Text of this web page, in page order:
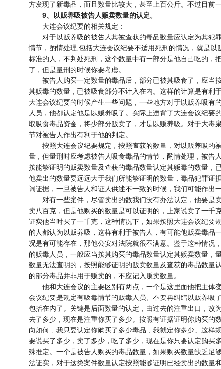
方发现了新毒品，而且数量比较大，甚至上百公斤。不过目前
9、以贩养吸被告人贩卖数量的认定。
大连会议纪要的相关规定：
对于以贩养吸的被告人其被查获的毒品数量应认定为其犯
情节，酌情处理;包括大连会议纪要不适用死刑的情况，就是
标准的人，不判处死刑，这个数量中有一部分是他自己吃的，
了，但是量刑的时候你要考虑。
被告人购买一定数量的毒品后，部分已被其吸食了，应当
其贩毒的数量，已被吸食部分不计入在内。这样的计算是有利
大连会议纪要的时候产生一些问题，一些地方对于以贩养吸有
人员，他都认定他是以贩养吸了。实际上违背了大连会议纪要
取吸食毒品资金，将少部分贩卖了，才是以贩养吸。对于大毒
节对被告人作出有利于他的判定。
按照大连会议纪要规定，按照查获的数量，对以贩养吸的
量，但量刑时应考虑被告人吸食毒品的情节，酌情处理，被告
按能够证明的贩卖数量及查获的毒品数量认定其贩毒的数量，
他卖出的数量要远远大于我们所能够证明的数量，毒品犯罪证
词证据，一旦被告人和证人供述不一致的时候，我们可能作出
对有一些案件，尽管卖出的数我们没有办法认定，他要是
卖八百克，但是他购买的数量是可以证明的，上家说卖了一千
证实他当时买了一千克，这种情况下，如果按照大连会议纪要
的人都认为以贩养吸，这样有利于被告人，有可能他贩卖毒品
况是有可能存在，那他公安对法院就很不满意。鉴于这种情况
的贩毒人员，一般应当按其购买的毒品数量认定其贩卖数量，
数量无法查明的，按照能够证明的贩卖数量及查获的毒品数量
的部分毒品并非用于贩卖的，不应记入贩卖数量。
他和大连会议的主要区别有两点，一个是这里面他把主体
会议纪要是规定有吸毒情节的贩毒人员。不要再纠结以贩养吸
包括在内了。关键是后面数量的认定，由过去的注重出口，改
去了多少，现在是注重你买了多少。按照有证据证明你购买的
向如何，我只要认定你购买了多少毒品，我就定你多少。这样
要说买了多少，卖了多少，吃了多少，现在是你只要认定购买
殊推定。一个是被告人购买的毒品数量，如果购买数量缺乏足
法证实，对于这类案件数量认定按照能够证明已经卖出的数量